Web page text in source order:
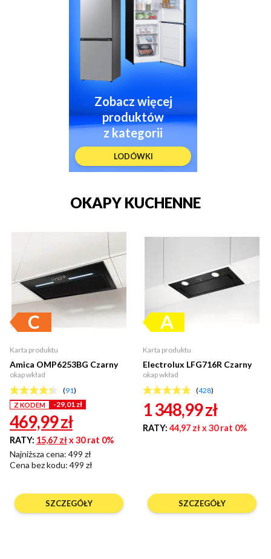
Zobacz więcej
produktów
z kategorii
LODÓWKI
OKAPY KUCHENNE
Karta produktu
Amica OMP6253BG Czarny
okap wkład
(91)
Z KODEM -29,01 zł
469,99zł
RATY: 15,67 złx 30 rat 0%
Najniższa cena: 499 zł
Cena bez kodu: 499 zł
SZCZEGÓŁY
Karta produktu
Electrolux LFG716R Czarny
okap wkład
(428)
1 348,99zł
RATY: 44,97 złx 30 rat 0%
SZCZEGÓŁY